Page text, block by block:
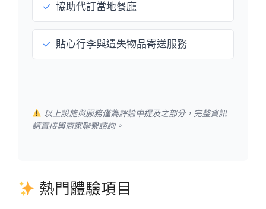
✓ 協助代訂當地餐廳
✓ 貼心行李與遺失物品寄送服務
以上設施與服務僅為評論中提及之部分，完整資訊
請直接與商家聯繫諮詢。
熱門體驗項目